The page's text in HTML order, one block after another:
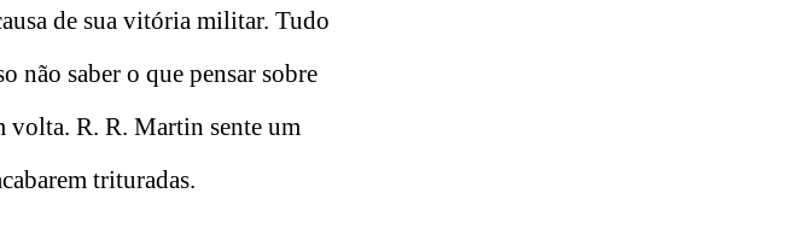
de sua vitória militar. Tudo
não saber o que pensar sobre
volta. R. R. Martin sente um
trituradas.